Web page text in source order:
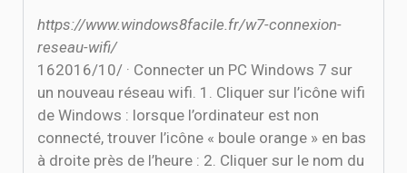
https://www.windows8facile.fr/w7-connexion-
reseau-wifi/
16‏‏/10‏‏/2016 · Connecter un PC Windows 7 sur
un nouveau réseau wifi. 1. Cliquer sur l’icône wifi
de Windows : lorsque l’ordinateur est non
connecté, trouver l’icône « boule orange » en bas
à droite près de l’heure : 2. Cliquer sur le nom du